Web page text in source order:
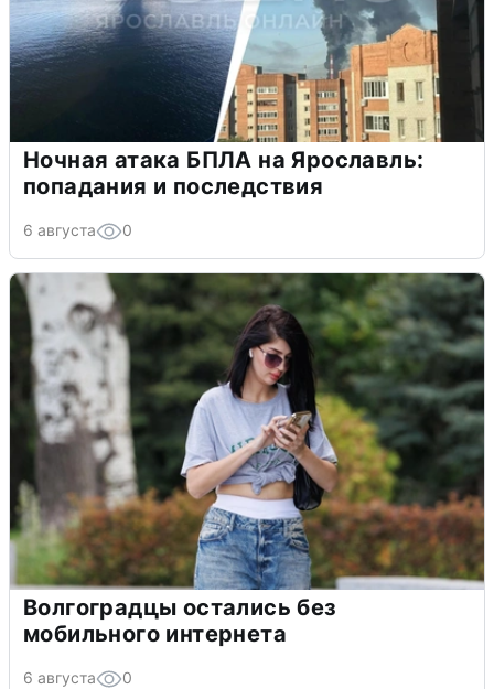
Ночная атака БПЛА на Ярославль:
попадания и последствия
6 августа 0
Волгоградцы остались без
мобильного интернета
6 августа 0